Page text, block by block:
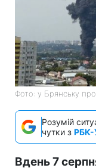
Фото: у Брянську
Розумій
чутки з РБК-
Вдень 7